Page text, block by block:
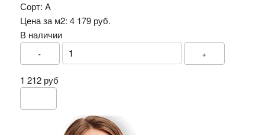
Сорт: A
Цена за м2: 4 179 руб.
В наличии
- +
1 212 руб